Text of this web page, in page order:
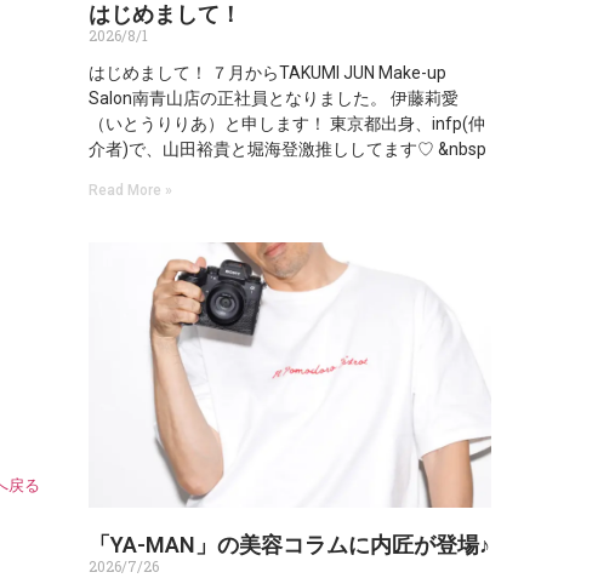
戻る
はじめまして！
2026/8/1
はじめまして！ ７月からTAKUMI JUN Make-up
Salon南青山店の正社員となりました。 伊藤莉愛
（いとうりりあ）と申します！ 東京都出身、infp(仲
介者)で、山田裕貴と堀海登激推ししてます♡ &nbsp
Read More »
「YA-MAN」の美容コラムに内匠が登場♪
2026/7/26